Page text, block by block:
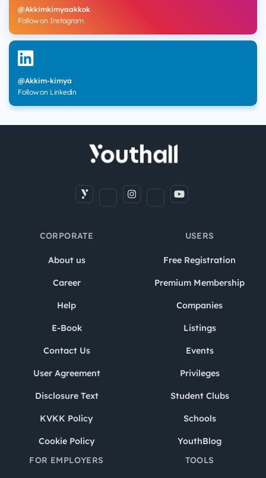
@Akkimkimyaakkok
Follow on Instagram.
@Akkim-kimya
Follow on Linkedin
CORPORATE
About us
Career
Help
E-Book
Contact Us
User Agreement
Disclosure Text
KVKK Policy
Cookie Policy
USERS
Free Registration
Premium Membership
Companies
Listings
Events
Privileges
Student Clubs
Schools
YouthBlog
FOR EMPLOYERS
TOOLS